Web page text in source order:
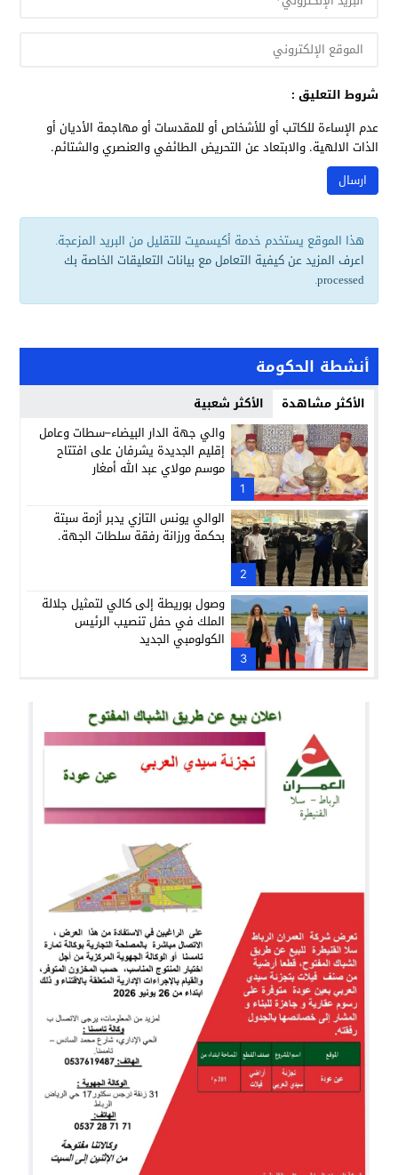
شروط التعليق :
عدم الإساءة للكاتب أو للأشخاص أو للمقدسات أو مهاجمة الأديان أو
الذات الالهية. والابتعاد عن التحريض الطائفي والعنصري والشتائم.
هذا الموقع يستخدم خدمة أكيسميت للتقليل من البريد المزعجة.
اعرف المزيد عن كيفية التعامل مع بيانات التعليقات الخاصة بك
processed
.
أنشطة الحكومة
الأكثر مشاهدة الأكثر شعبية
1
والي جهة الدار البيضاء–سطات وعامل
إقليم الجديدة يشرفان على افتتاح
موسم مولاي عبد الله أمغار
2
الوالي يونس التازي يدبر أزمة سبتة
بحكمة ورزانة رفقة سلطات الجهة.
3
وصول بوريطة إلى كالي لتمثيل جلالة
الملك في حفل تنصيب الرئيس
الكولومبي الجديد